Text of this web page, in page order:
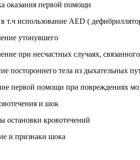
оказания первой помощи
т.ч использование AED (
утонувшего
при несчастных случаях,
постороннего тела из дыхательных
первой помощи при повреждениях
и шок
остановки кровотечений
и признаки шока